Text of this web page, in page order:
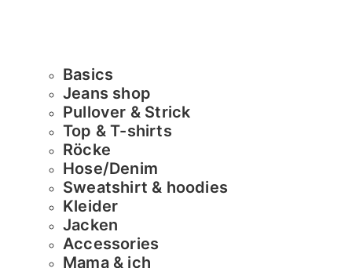
Basics
Jeans shop
Pullover & Strick
Top & T-shirts
Röcke
Hose/Denim
Sweatshirt & hoodies
Kleider
Jacken
Accessories
Mama & ich